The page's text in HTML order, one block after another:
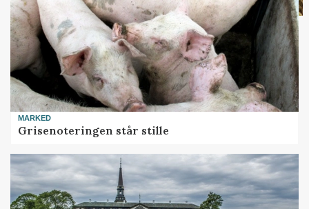
MARKED
Grisenoteringen står stille